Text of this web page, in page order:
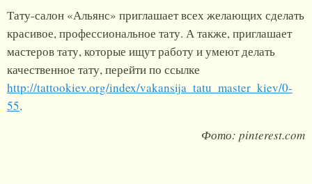
Тату-салон «Альянс» приглашает всех желающих сделать
красивое, профессиональное тату. А также, приглашает
мастеров тату, которые ищут работу и умеют делать
качественное тату, перейти по ссылке
http://tattookiev.org/index/vakansija_tatu_master_kiev/0-
55.
Фото: pinterest.com